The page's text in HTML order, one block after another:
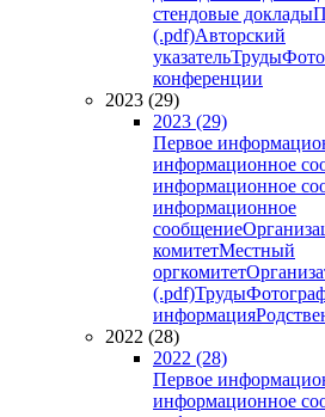
стендовые доклады
(.pdf)Авторский
указательТруды
конференции
2023 (29)
2023 (29)
Первое
информационное
информационное
информационное
сообщение
комитетМестный
оргкомитет
(.pdf)Труды
информация
2022 (28)
2022 (28)
Первое
информационное